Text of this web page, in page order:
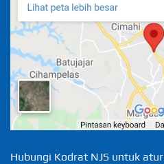
Hubungi Kodrat NJS untuk atur